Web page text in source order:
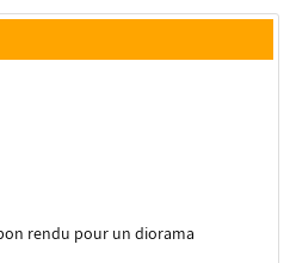
rendu pour un diorama